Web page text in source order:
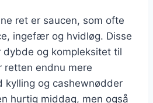
ret er saucen, som ofte
ingefær og hvidløg. Disse
dybde og kompleksitet til
retten endnu mere
kylling og cashewnødder
hurtig middag, men også